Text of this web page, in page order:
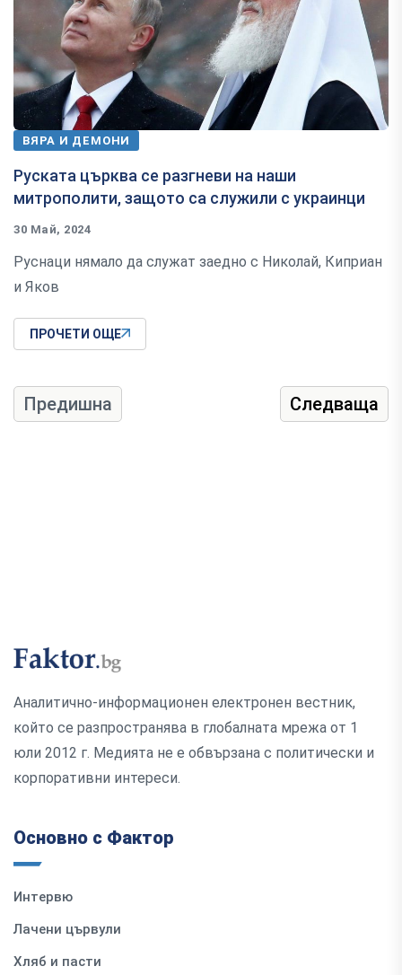
ВЯРА И ДЕМОНИ
Руската църква се разгневи на наши
митрополити, защото са служили с украинци
30 Май, 2024
Руснаци нямало да служат заедно с Николай, Киприан
и Яков
ПРОЧЕТИ ОЩЕ
Предишна Следваща
Аналитично-информационен електронен вестник,
който се разпространява в глобалната мрежа от 1
юли 2012 г. Медията не е обвързана с политически и
корпоративни интереси.
Основно с Фактор
Интервю
Лачени цървули
Хляб и пасти